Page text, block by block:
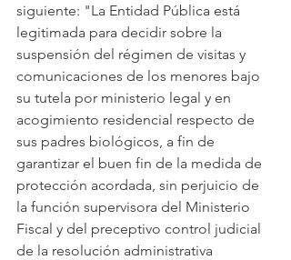
siguiente: "La Entidad Pública está
legitimada para decidir sobre la
suspensión del régimen de visitas y
comunicaciones de los menores bajo
su tutela por ministerio legal y en
acogimiento residencial respecto de
sus padres biológicos, a fin de
garantizar el buen fin de la medida de
protección acordada, sin perjuicio de
la función supervisora del Ministerio
Fiscal y del preceptivo control judicial
de la resolución administrativa